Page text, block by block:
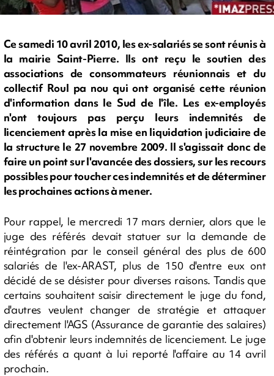
Ce samedi 10 avril 2010, les ex-salariés se sont réunis à
la mairie Saint-Pierre. Ils ont reçu le soutien des
associations de consommateurs réunionnais et du
collectif Roul pa nou qui ont organisé cette réunion
d'information dans le Sud de l'île. Les ex-employés
n'ont toujours pas perçu leurs indemnités de
licenciement après la mise en liquidation judiciaire de
la structure le 27 novembre 2009. Il s'agissait donc de
faire un point sur l'avancée des dossiers, sur les recours
possibles pour toucher ces indemnités et de déterminer
les prochaines actions à mener.
Pour rappel, le mercredi 17 mars dernier, alors que le
juge des référés devait statuer sur la demande de
réintégration par le conseil général des plus de 600
salariés de l'ex-ARAST, plus de 150 d'entre eux ont
décidé de se désister pour diverses raisons. Tandis que
certains souhaitent saisir directement le juge du fond,
d'autres veulent changer de stratégie et attaquer
directement l'AGS (Assurance de garantie des salaires)
afin d'obtenir leurs indemnités de licenciement. Le juge
des référés a quant à lui reporté l'affaire au 14 avril
prochain.